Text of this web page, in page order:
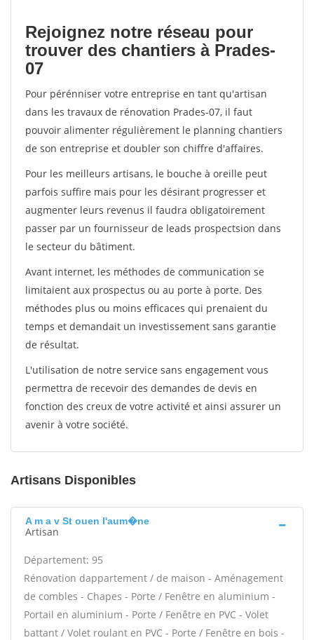
Rejoignez notre réseau pour
trouver des chantiers à Prades-
07
Pour pérénniser votre entreprise en tant qu'artisan
dans les travaux de rénovation Prades-07, il faut
pouvoir alimenter régulièrement le planning chantiers
de son entreprise et doubler son chiffre d'affaires.
Pour les meilleurs artisans, le bouche à oreille peut
parfois suffire mais pour les désirant progresser et
augmenter leurs revenus il faudra obligatoirement
passer par un fournisseur de leads prospectsion dans
le secteur du bâtiment.
Avant internet, les méthodes de communication se
limitaient aux prospectus ou au porte à porte. Des
méthodes plus ou moins efficaces qui prenaient du
temps et demandait un investissement sans garantie
de résultat.
L'utilisation de notre service sans engagement vous
permettra de recevoir des demandes de devis en
fonction des creux de votre activité et ainsi assurer un
avenir à votre société.
Artisans Disponibles
A m a v St ouen l'aum�ne
Artisan
Département: 95
Rénovation dappartement / de maison - Aménagement
de combles - Chapes - Porte / Fenêtre en aluminium -
Portail en aluminium - Porte / Fenêtre en PVC - Volet
battant / Volet roulant en PVC - Porte / Fenêtre en bois -